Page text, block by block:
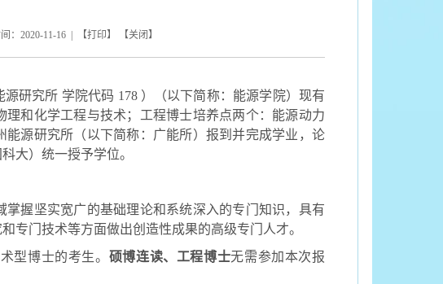
： 2020-11-16| 【打印】 【关闭 】
源研究所 学院代码 178 ）（以下简称：能源学院）现有
和化学工程与技术；工程博士培养点两个：能源动力
源研究所（以下简称：广能所）报到并完成学业，论
大）统一授予学位。
握坚实宽广的基础理论和系统深入的专门知识，具有
专门技术等方面做出创造性成果的高级专门人才。
型博士的考生。 硕博连读、工程博士无需参加本次报